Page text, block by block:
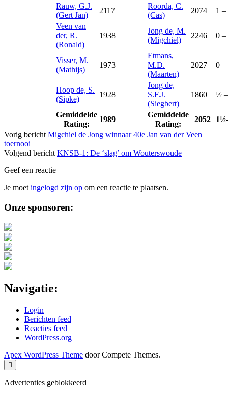
Rauw, G.J.
(Gert Jan)
2117
Roorda, C.
(Cas)
2074
1 –
Veen van
der, R.
(Ronald)
1938
Jong de, M.
(Migchiel)
2246 0 –
Visser, M.
(Mathijs)
1973
Etmans,
M.D.
(Maarten)
2027 0 –
Hoop de, S.
(Sipke)
1928
Jong de,
S.F.J.
(Siegbert)
1860 ½
Gemiddelde
Rating:
1989
Gemiddelde
Rating:
2052
Vorig bericht Migchiel de Jong winnaar 40e Jan van der Veen
toernooi
Volgend bericht KNSB-1: De ‘slag’ om Wouterswoude
Geef een reactie
Je moetingelogd zijn op om een reactie te plaatsen.
Sidebar
Onze sponsoren:
Navigatie:
Login
Berichten feed
Reacties feed
WordPress.org
Apex WordPress Theme door Compete Themes.
Scroll
naar
boven
Advertenties geblokkeerd